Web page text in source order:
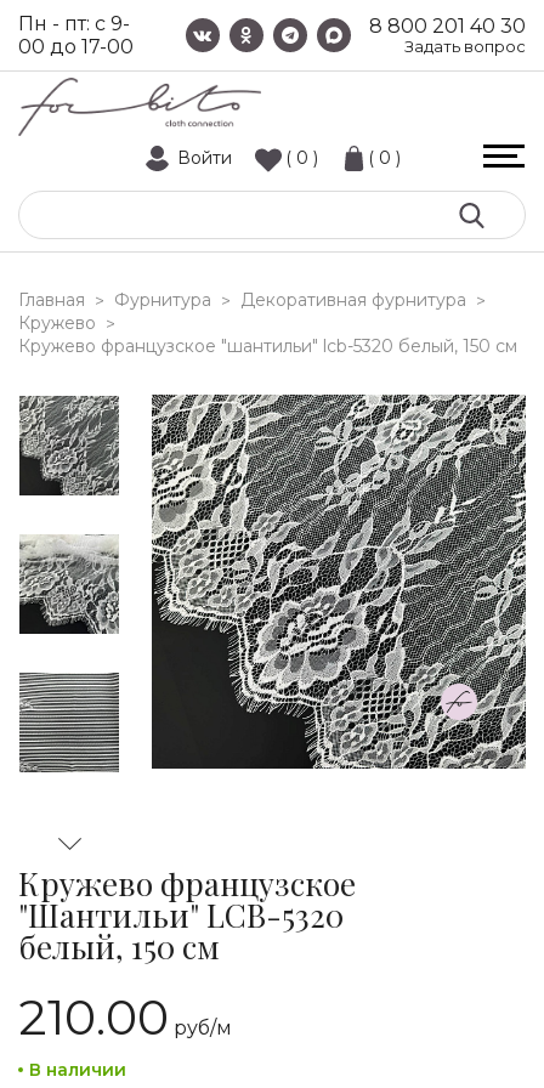
8 800 201 40 30
Задать вопрос
Пн - пт: с 9-
00 до 17-00
Войти ( 0 ) ( 0 )
Главная > Фурнитура > Декоративная фурнитура >
Кружево >
кружево французское "шантильи" lcb-5320 белый, 150 см
Кружево французское
"Шантильи" LCB-5320
белый, 150 см
210.00 руб/м
В наличии